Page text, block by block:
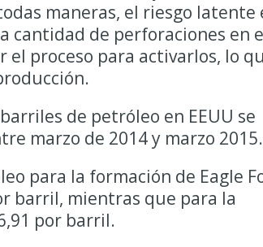
maneras, el riesgo latente
cantidad de perforaciones en
proceso para activarlos, lo
de petróleo en EEUU se
marzo de 2014 y marzo
para la formación de Eagle
barril, mientras que para la
por barril.